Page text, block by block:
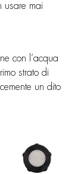
usare mai
con l’acqua
strato di
un dito